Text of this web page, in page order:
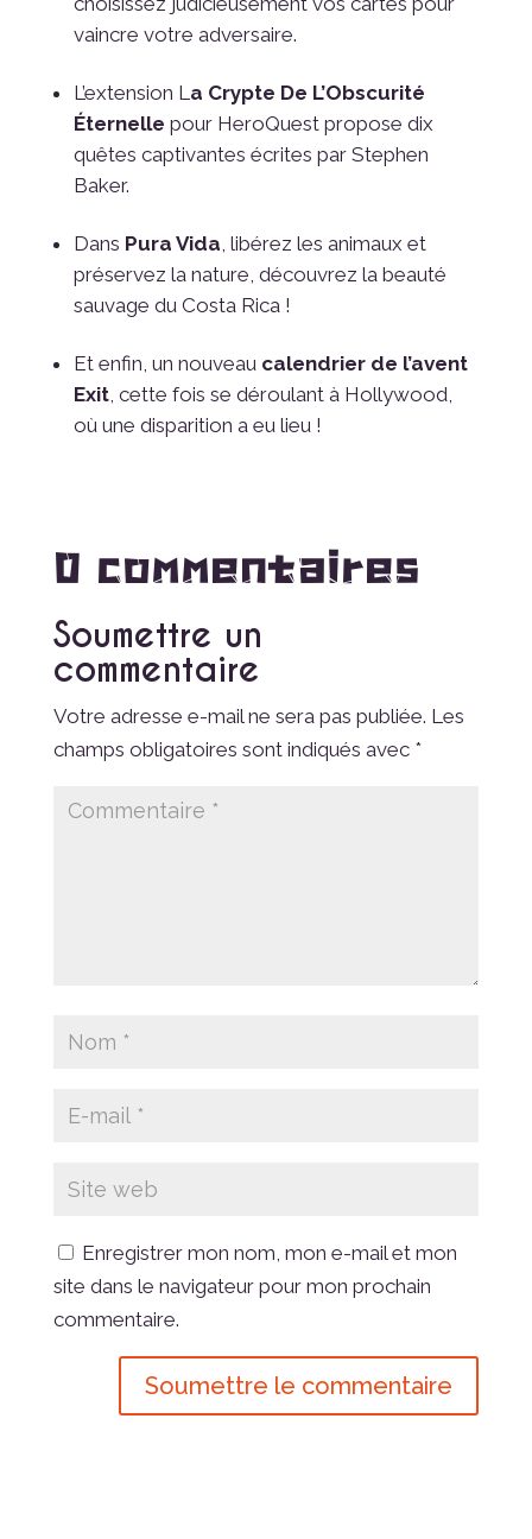
vaincre votre adversaire.
L’extension L a Crypte De L’Obscurité
Éternelle pour HeroQuest propose dix
quêtes captivantes écrites par Stephen
Baker.
Dans Pura Vida , libérez les animaux et
préservez la nature, découvrez la beauté
sauvage du Costa Rica !
Et enfin, un nouveau calendrier de l’avent
Exit, cette fois se déroulant à Hollywood,
où une disparition a eu lieu !
0 commentaires
Soumettre un
commentaire
Votre adresse e-mail ne sera pas publiée. Les
champs obligatoires sont indiqués avec *
Enregistrer mon nom, mon e-mail et mon
site dans le navigateur pour mon prochain
commentaire.
Soumettre le commentaire